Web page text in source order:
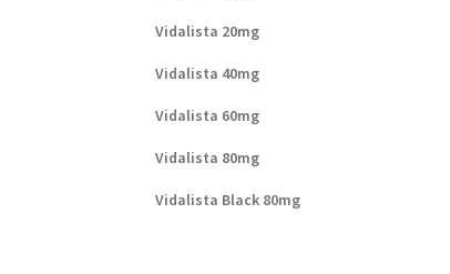
Vidalista 20mg
Vidalista 40mg
Vidalista 60mg
Vidalista 80mg
Vidalista Black 80mg